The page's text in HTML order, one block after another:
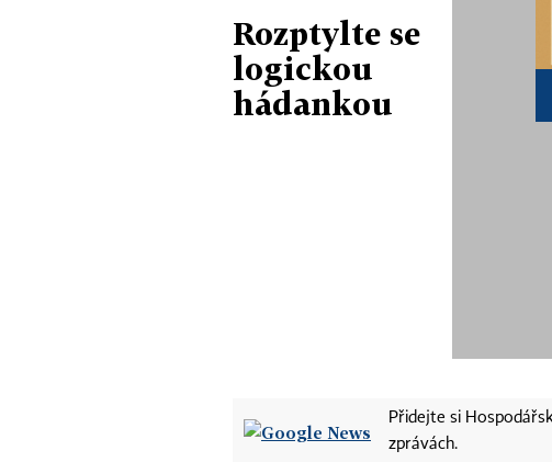
Rozptylte se
logickou
hádankou
Přidejte si
zprávách.